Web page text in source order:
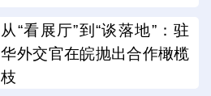
从“看展厅”到“谈落地”：驻
华外交官在皖抛出合作橄榄
枝